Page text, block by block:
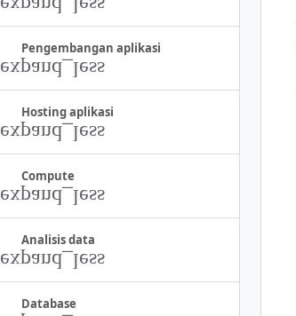
Pengembangan aplikasi
Hosting aplikasi
Compute
Analisis data
Database